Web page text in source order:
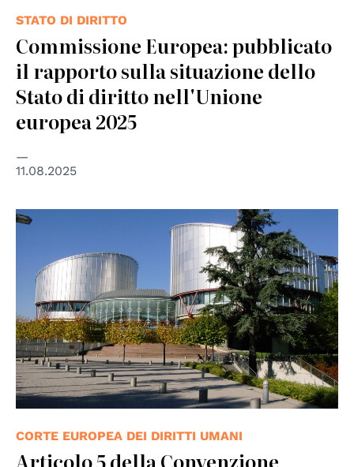
STATO DI DIRITTO
Commissione Europea: pubblicato
il rapporto sulla situazione dello
Stato di diritto nell'Unione
europea 2025
11.08.2025
© Consiglio d'Europa
CORTE EUROPEA DEI DIRITTI UMANI
Articolo 5 della Convenzione